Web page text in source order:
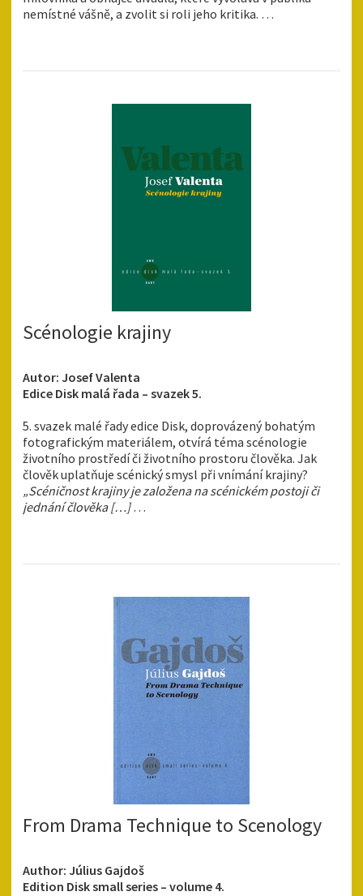
nemístné vášně, a zvolit si roli jeho kritika. …
Scénologie krajiny
Autor: Josef Valenta
Edice Disk malá řada – svazek 5.
5. svazek malé řady edice Disk, doprovázený bohatým
fotografickým materiálem, otvírá téma scénologie
životního prostředí či životního prostoru člověka. Jak
člověk uplatňuje scénický smysl při vnímání krajiny?
„Scéničnost krajiny je založena na scénickém postoji či
jednání člověka […]…
From Drama Technique to Scenology
Author: Július Gajdoš
Edition Disk small series – volume 4.